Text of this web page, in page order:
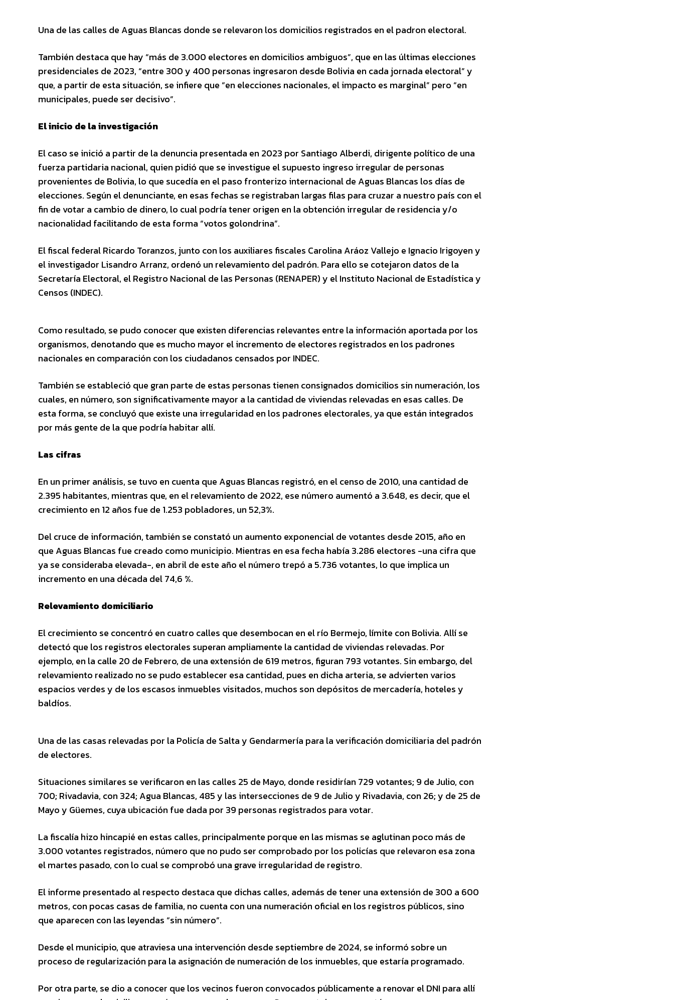
Una de las calles de Aguas Blancas donde se relevaron los domicilios registrados en el padron electoral.
También destaca que hay “más de 3.000 electores en domicilios ambiguos”, que en las últimas elecciones
presidenciales de 2023, “entre 300 y 400 personas ingresaron desde Bolivia en cada jornada electoral” y
que, a partir de esta situación, se infiere que “en elecciones nacionales, el impacto es marginal” pero “en
municipales, puede ser decisivo”.
El inicio de la investigación
El caso se inició a partir de la denuncia presentada en 2023 por Santiago Alberdi, dirigente político de una
fuerza partidaria nacional, quien pidió que se investigue el supuesto ingreso irregular de personas
provenientes de Bolivia, lo que sucedía en el paso fronterizo internacional de Aguas Blancas los días de
elecciones. Según el denunciante, en esas fechas se registraban largas filas para cruzar a nuestro país con el
fin de votar a cambio de dinero, lo cual podría tener origen en la obtención irregular de residencia y/o
nacionalidad facilitando de esta forma “votos golondrina”.
El fiscal federal Ricardo Toranzos, junto con los auxiliares fiscales Carolina Aráoz Vallejo e Ignacio Irigoyen y
el investigador Lisandro Arranz, ordenó un relevamiento del padrón. Para ello se cotejaron datos de la
Secretaría Electoral, el Registro Nacional de las Personas (RENAPER) y el Instituto Nacional de Estadística y
Censos (INDEC).
Como resultado, se pudo conocer que existen diferencias relevantes entre la información aportada por los
organismos, denotando que es mucho mayor el incremento de electores registrados en los padrones
nacionales en comparación con los ciudadanos censados por INDEC.
También se estableció que gran parte de estas personas tienen consignados domicilios sin numeración, los
cuales, en número, son significativamente mayor a la cantidad de viviendas relevadas en esas calles. De
esta forma, se concluyó que existe una irregularidad en los padrones electorales, ya que están integrados
por más gente de la que podría habitar allí.
Las cifras
En un primer análisis, se tuvo en cuenta que Aguas Blancas registró, en el censo de 2010, una cantidad de
2.395 habitantes, mientras que, en el relevamiento de 2022, ese número aumentó a 3.648, es decir, que el
crecimiento en 12 años fue de 1.253 pobladores, un 52,3%.
Del cruce de información, también se constató un aumento exponencial de votantes desde 2015, año en
que Aguas Blancas fue creado como municipio. Mientras en esa fecha había 3.286 electores -una cifra que
ya se consideraba elevada-, en abril de este año el número trepó a 5.736 votantes, lo que implica un
incremento en una década del 74,6 %.
Relevamiento domiciliario
El crecimiento se concentró en cuatro calles que desembocan en el río Bermejo, límite con Bolivia. Allí se
detectó que los registros electorales superan ampliamente la cantidad de viviendas relevadas. Por
ejemplo, en la calle 20 de Febrero, de una extensión de 619 metros, figuran 793 votantes. Sin embargo, del
relevamiento realizado no se pudo establecer esa cantidad, pues en dicha arteria, se advierten varios
espacios verdes y de los escasos inmuebles visitados, muchos son depósitos de mercadería, hoteles y
baldíos.
Una de las casas relevadas por la Policía de Salta y Gendarmería para la verificación domiciliaria del padrón
de electores.
Situaciones similares se verificaron en las calles 25 de Mayo, donde residirían 729 votantes; 9 de Julio, con
700; Rivadavia, con 324; Agua Blancas, 485 y las intersecciones de 9 de Julio y Rivadavia, con 26; y de 25 de
Mayo y Güemes, cuya ubicación fue dada por 39 personas registrados para votar.
La fiscalía hizo hincapié en estas calles, principalmente porque en las mismas se aglutinan poco más de
3.000 votantes registrados, número que no pudo ser comprobado por los policías que relevaron esa zona
el martes pasado, con lo cual se comprobó una grave irregularidad de registro.
El informe presentado al respecto destaca que dichas calles, además de tener una extensión de 300 a 600
metros, con pocas casas de familia, no cuenta con una numeración oficial en los registros públicos, sino
que aparecen con las leyendas “sin número”.
Desde el municipio, que atraviesa una intervención desde septiembre de 2024, se informó sobre un
proceso de regularización para la asignación de numeración de los inmuebles, que estaría programado.
Por otra parte, se dio a conocer que los vecinos fueron convocados públicamente a renovar el DNI para allí